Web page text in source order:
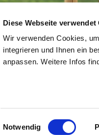
Diese Webseite verwendet
Wir verwenden Cookies,
integrieren und Ihnen ein
anpassen. Weitere Infos
Einwilligungsauswahl
Notwendig